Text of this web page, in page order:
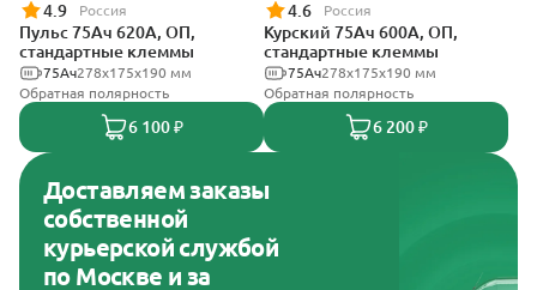
4.9 Россия
Пульс 75Ач 620А, ОП,
стандартные клеммы
278x175x190 мм
75Ач
Обратная полярность
6 100 ₽
4.6 Россия
Курский 75Ач 600А, ОП,
стандартные клеммы
278x175x190 мм
75Ач
Обратная полярность
6 200 ₽
Доставляем заказы
собственной
курьерской службой
по Москве и за